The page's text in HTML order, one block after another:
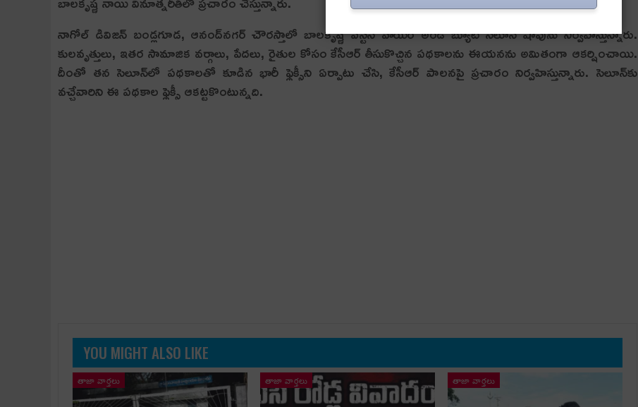
నాగోల్‌ డివిజన్‌ బండ్లగూడ, ఆనంద్‌నగర్‌ చౌరస్తాలో బాలకృష్ణ వెస్టన్‌ హెయిర్‌ అండ్‌ బ్యూటీ సెలూన్‌ షాపును నిర్వహిస్తున్నారు.
కులవృత్తులు, ఇతర సామాజిక వర్గాలు, పేదలు, రైతుల కోసం కేసీఆర్‌ తీసుకొచ్చిన పథకాలను ఈయనను అమితంగా ఆకర్షించాయి.
దీంతో తన సెలూన్‌లో పథకాలతో కూడిన భారీ ఫ్లెక్సీని ఏర్పాటు చేసి, కేసీఆర్‌ పాలనపై ప్రచారం నిర్వహిస్తున్నారు. సెలూన్‌కు
వచ్చేవారిని ఈ పథకాల ఫ్లెక్సీ ఆకట్టకొంటున్నది.
YOU MIGHT ALSO LIKE
తాజా వార్తలు తాజా వార్తలు తాజా వార్తలు